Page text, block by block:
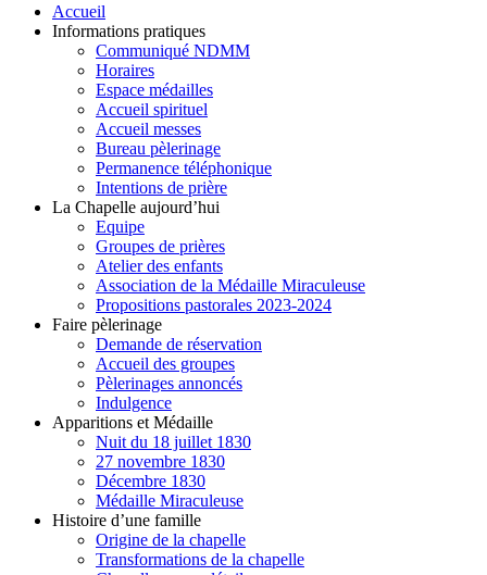
Accueil
Informations pratiques
Communiqué NDMM
Horaires
Espace médailles
Accueil spirituel
Accueil messes
Bureau pèlerinage
Permanence téléphonique
Intentions de prière
La Chapelle aujourd’hui
Equipe
Groupes de prières
Atelier des enfants
Association de la Médaille Miraculeuse
Propositions pastorales 2023-2024
Faire pèlerinage
Demande de réservation
Accueil des groupes
Pèlerinages annoncés
Indulgence
Apparitions et Médaille
Nuit du 18 juillet 1830
27 novembre 1830
Décembre 1830
Médaille Miraculeuse
Histoire d’une famille
Origine de la chapelle
Transformations de la chapelle